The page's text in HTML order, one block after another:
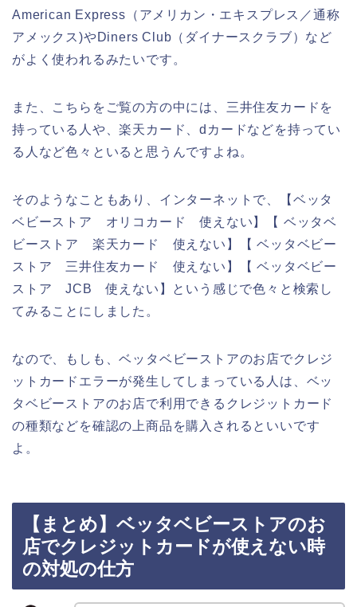
American Express（アメリカン・エキスプレス／通称
アメックス)やDiners Club（ダイナースクラブ）など
がよく使われるみたいです。
また、こちらをご覧の方の中には、三井住友カードを
持っている人や、楽天カード、dカードなどを持ってい
る人など色々といると思うんですよね。
そのようなこともあり、インターネットで、【ベッタ
ベビーストア オリコカード 使えない】【 ベッタベ
ビーストア 楽天カード 使えない】【 ベッタベビー
ストア 三井住友カード 使えない】【 ベッタベビー
ストア JCB 使えない】という感じで色々と検索し
てみることにしました。
なので、もしも、ベッタベビーストアのお店でクレジ
ットカードエラーが発生してしまっている人は、ベッ
タベビーストアのお店で利用できるクレジットカード
の種類などを確認の上商品を購入されるといいです
よ。
【まとめ】ベッタベビーストアのお
店でクレジットカードが使えない時
の対処の仕方